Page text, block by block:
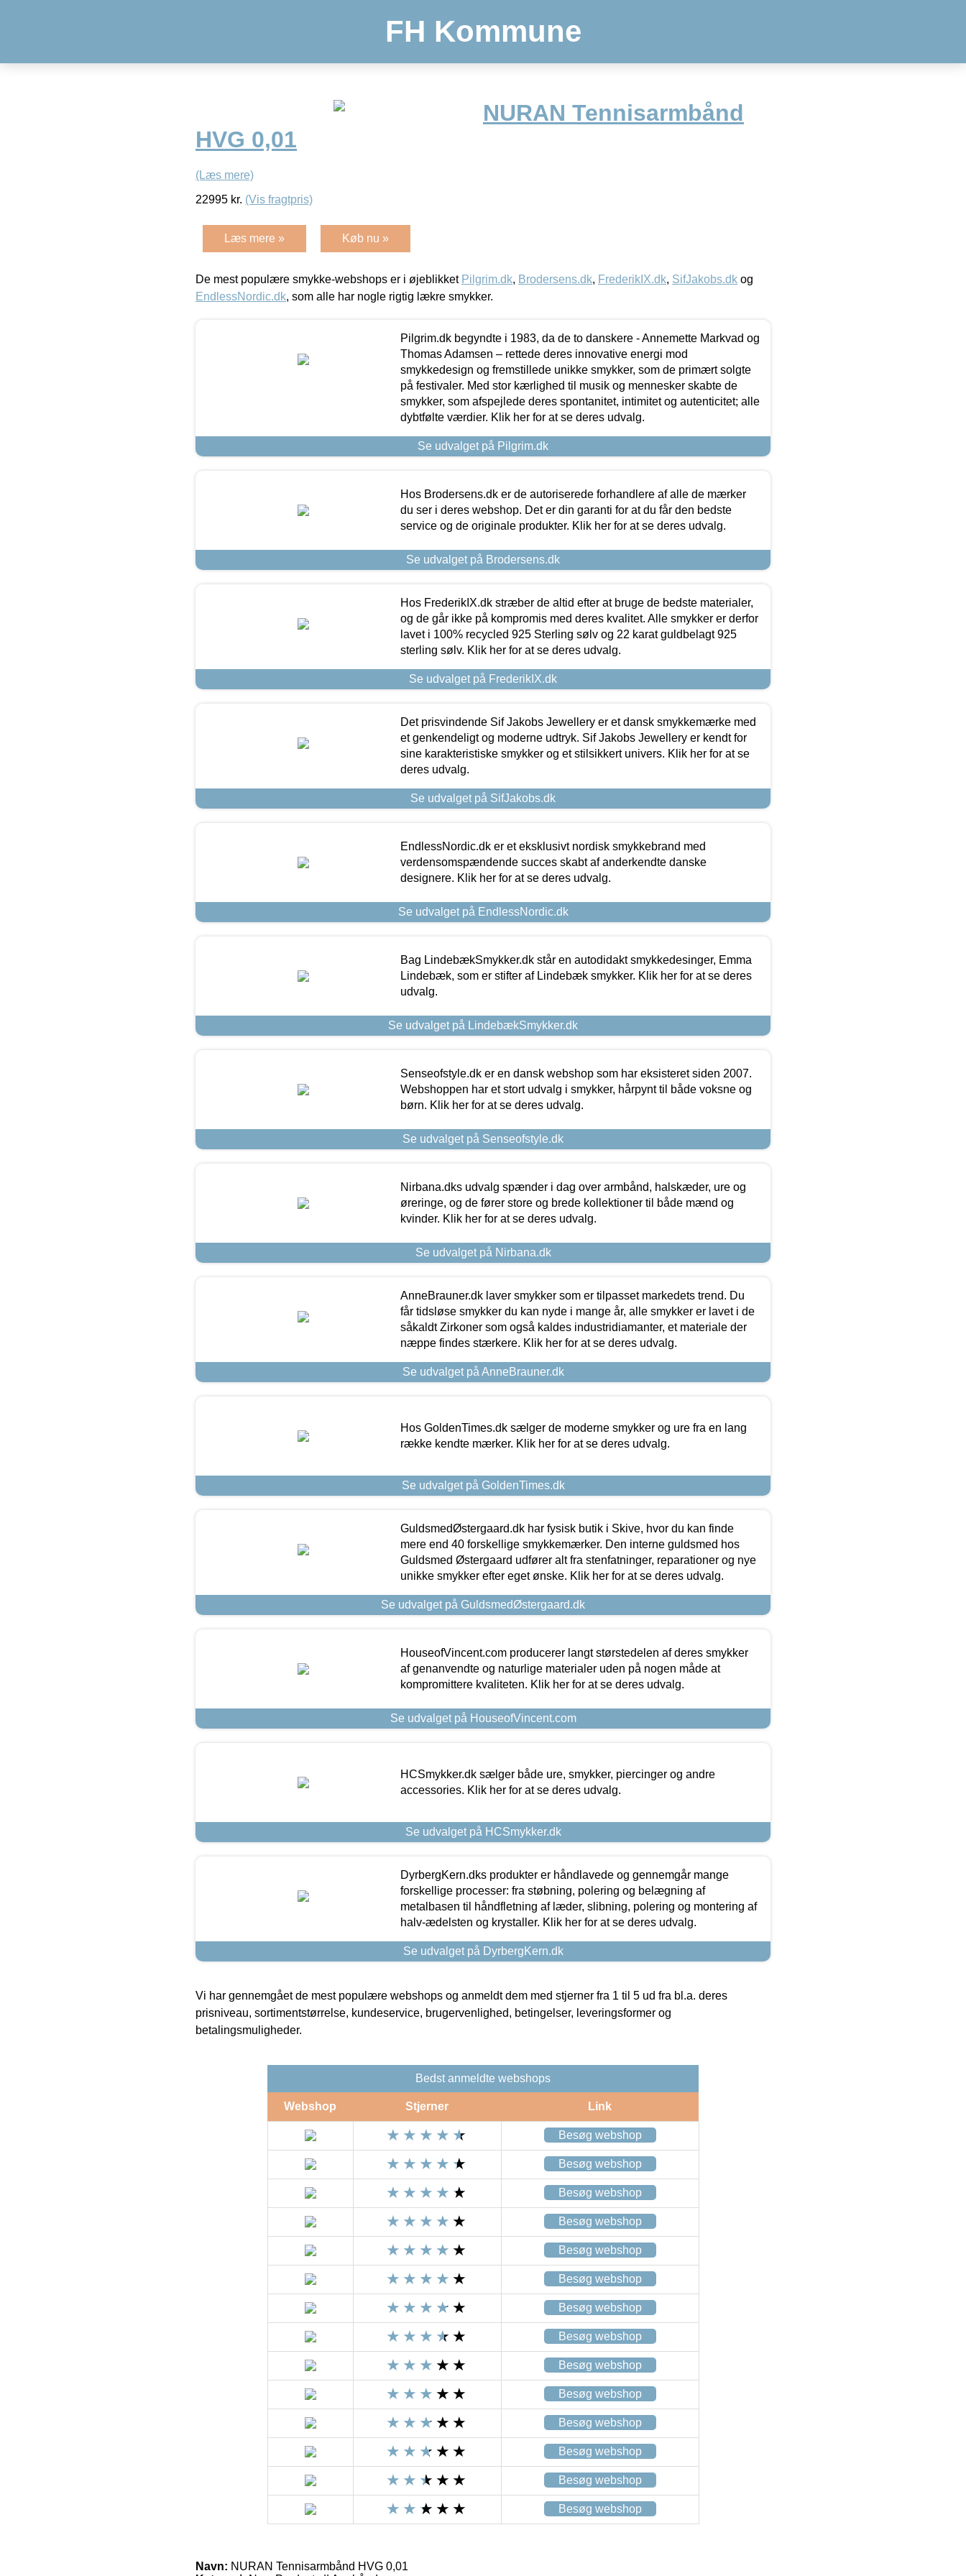
FH Kommune
NURAN Tennisarmbånd
HVG 0,01
(Læs mere)
22995 kr. (Vis fragtpris)
Læs mere » Køb nu »
De mest populære smykke-webshops er i øjeblikket Pilgrim.dk, Brodersens.dk, FrederikIX.dk, SifJakobs.dk og
EndlessNordic.dk, som alle har nogle rigtig lækre smykker.
Pilgrim.dk begyndte i 1983, da de to danskere - Annemette Markvad og
Thomas Adamsen – rettede deres innovative energi mod
smykkedesign og fremstillede unikke smykker, som de primært solgte
på festivaler. Med stor kærlighed til musik og mennesker skabte de
smykker, som afspejlede deres spontanitet, intimitet og autenticitet; alle
dybtfølte værdier. Klik her for at se deres udvalg.
Se udvalget på Pilgrim.dk
Hos Brodersens.dk er de autoriserede forhandlere af alle de mærker
du ser i deres webshop. Det er din garanti for at du får den bedste
service og de originale produkter. Klik her for at se deres udvalg.
Se udvalget på Brodersens.dk
Hos FrederikIX.dk stræber de altid efter at bruge de bedste materialer,
og de går ikke på kompromis med deres kvalitet. Alle smykker er derfor
lavet i 100% recycled 925 Sterling sølv og 22 karat guldbelagt 925
sterling sølv. Klik her for at se deres udvalg.
Se udvalget på FrederikIX.dk
Det prisvindende Sif Jakobs Jewellery er et dansk smykkemærke med
et genkendeligt og moderne udtryk. Sif Jakobs Jewellery er kendt for
sine karakteristiske smykker og et stilsikkert univers. Klik her for at se
deres udvalg.
Se udvalget på SifJakobs.dk
EndlessNordic.dk er et eksklusivt nordisk smykkebrand med
verdensomspændende succes skabt af anderkendte danske
designere. Klik her for at se deres udvalg.
Se udvalget på EndlessNordic.dk
Bag LindebækSmykker.dk står en autodidakt smykkedesinger, Emma
Lindebæk, som er stifter af Lindebæk smykker. Klik her for at se deres
udvalg.
Se udvalget på LindebækSmykker.dk
Senseofstyle.dk er en dansk webshop som har eksisteret siden 2007.
Webshoppen har et stort udvalg i smykker, hårpynt til både voksne og
børn. Klik her for at se deres udvalg.
Se udvalget på Senseofstyle.dk
Nirbana.dks udvalg spænder i dag over armbånd, halskæder, ure og
øreringe, og de fører store og brede kollektioner til både mænd og
kvinder. Klik her for at se deres udvalg.
Se udvalget på Nirbana.dk
AnneBrauner.dk laver smykker som er tilpasset markedets trend. Du
får tidsløse smykker du kan nyde i mange år, alle smykker er lavet i de
såkaldt Zirkoner som også kaldes industridiamanter, et materiale der
næppe findes stærkere. Klik her for at se deres udvalg.
Se udvalget på AnneBrauner.dk
Hos GoldenTimes.dk sælger de moderne smykker og ure fra en lang
række kendte mærker. Klik her for at se deres udvalg.
Se udvalget på GoldenTimes.dk
GuldsmedØstergaard.dk har fysisk butik i Skive, hvor du kan finde
mere end 40 forskellige smykkemærker. Den interne guldsmed hos
Guldsmed Østergaard udfører alt fra stenfatninger, reparationer og nye
unikke smykker efter eget ønske. Klik her for at se deres udvalg.
Se udvalget på GuldsmedØstergaard.dk
HouseofVincent.com producerer langt størstedelen af deres smykker
af genanvendte og naturlige materialer uden på nogen måde at
kompromittere kvaliteten. Klik her for at se deres udvalg.
Se udvalget på HouseofVincent.com
HCSmykker.dk sælger både ure, smykker, piercinger og andre
accessories. Klik her for at se deres udvalg.
Se udvalget på HCSmykker.dk
DyrbergKern.dks produkter er håndlavede og gennemgår mange
forskellige processer: fra støbning, polering og belægning af
metalbasen til håndfletning af læder, slibning, polering og montering af
halv-ædelsten og krystaller. Klik her for at se deres udvalg.
Se udvalget på DyrbergKern.dk
Vi har gennemgået de mest populære webshops og anmeldt dem med stjerner fra 1 til 5 ud fra bl.a. deres
prisniveau, sortimentstørrelse, kundeservice, brugervenlighed, betingelser, leveringsformer og
betalingsmuligheder.
Bedst anmeldte webshops
Webshop Stjerner Link
Besøg webshop
Besøg webshop
Besøg webshop
Besøg webshop
Besøg webshop
Besøg webshop
Besøg webshop
Besøg webshop
Besøg webshop
Besøg webshop
Besøg webshop
Besøg webshop
Besøg webshop
Besøg webshop
Navn: NURAN Tennisarmbånd HVG 0,01